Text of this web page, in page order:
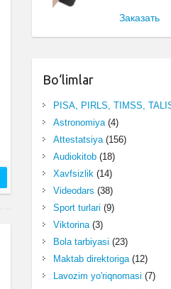
Заказать
Bo‘limlar
PISA, PIRLS, TIMSS,
Astronomiya(4)
Attestatsiya(156)
Audiokitob(18)
Xavfsizlik(14)
Videodars (38)
Sport turlari (9)
Viktorina(3)
Bola tarbiyasi (23)
Maktab direktoriga(12)
Lavozim yo'riqnomasi (7)